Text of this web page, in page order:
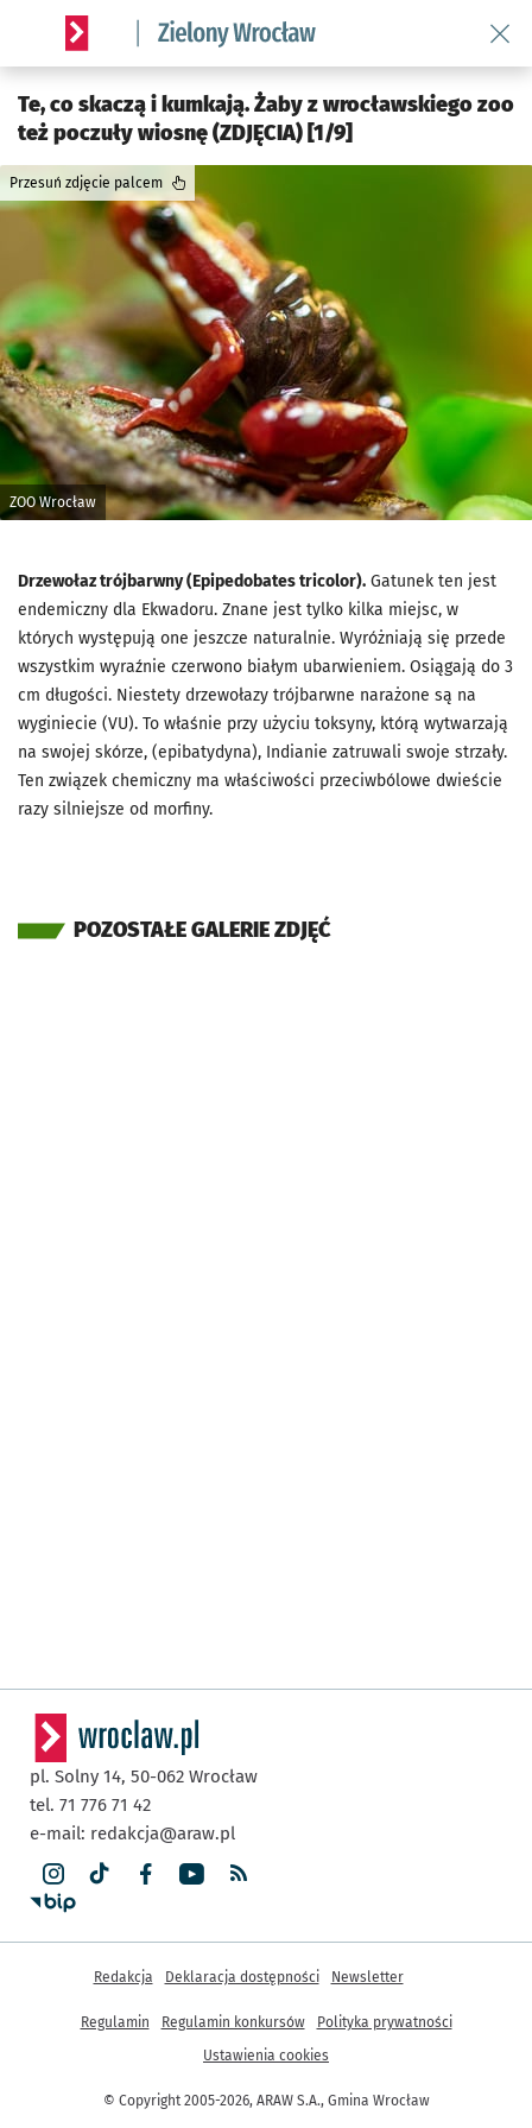
Serwis informacyjny wroclaw.pl podserwis: Środowisko we
Te, co skaczą i kumkają. Żaby z wrocławskiego zoo
też poczuły wiosnę (ZDJĘCIA) [1/9]
ZOO Wrocław
Przesuń zdjęcie palcem
Drzewołaz trójbarwny (Epipedobates tricolor). Gatunek ten jest
endemiczny dla Ekwadoru. Znane jest tylko kilka miejsc, w
których występują one jeszcze naturalnie. Wyróżniają się przede
wszystkim wyraźnie czerwono białym ubarwieniem. Osiągają do 3
cm długości. Niestety drzewołazy trójbarwne narażone są na
wyginiecie (VU). To właśnie przy użyciu toksyny, którą wytwarzają
na swojej skórze, (epibatydyna), Indianie zatruwali swoje strzały.
Ten związek chemiczny ma właściwości przeciwbólowe dwieście
razy silniejsze od morfiny.
POZOSTAŁE GALERIE ZDJĘĆ
pl. Solny 14, 50-062 Wrocław
tel. 71 776 71 42
e-mail: redakcja@araw.pl
© Copyright 2005-2026, ARAW S.A., Gmina Wrocław
Inne informacje
Redakcja Deklaracja dostępności Newsletter
Regulamin Regulamin konkursów
Polityka prywatności
Ustawienia cookies